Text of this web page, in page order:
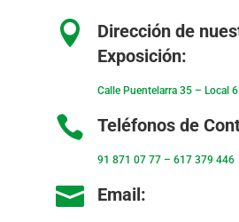

Dirección de
Exposición:
Calle Puentelarra 35 – Local
 Teléfonos de
91 871 07 77– 617 379 446
 Email: